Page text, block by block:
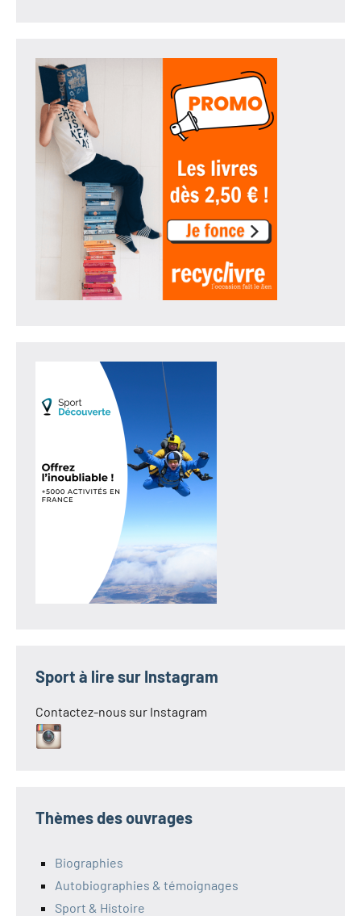
Sport à lire sur Instagram
Contactez-nous sur Instagram
Thèmes des ouvrages
Biographies
Autobiographies & témoignages
Sport & Histoire